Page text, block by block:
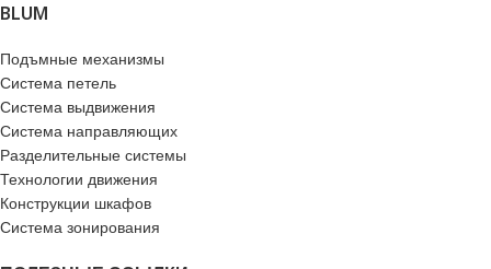
BLUM
Подъмные механизмы
Система петель
Система выдвижения
Система направляющих
Разделительные системы
Технологии движения
Конструкции шкафов
Система зонирования